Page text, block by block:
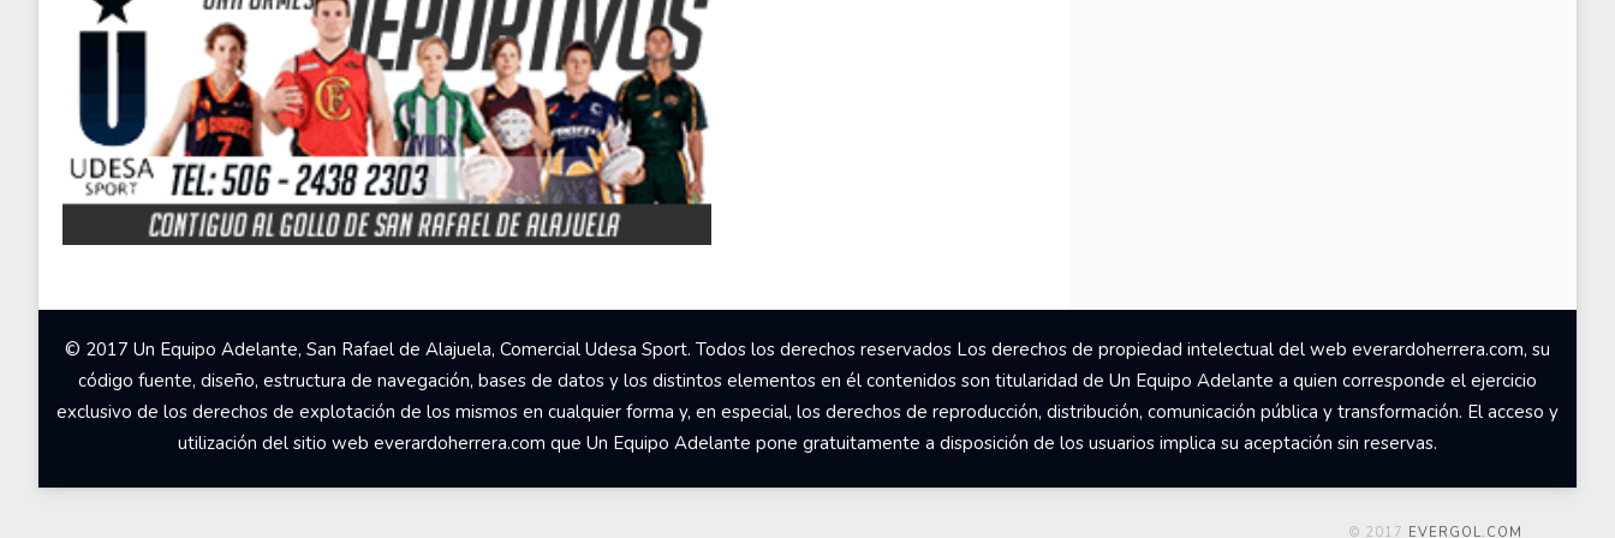
© 2017 Un Equipo Adelante, San Rafael de Alajuela, Comercial Udesa Sport. Todos los derechos reservados Los derechos de propiedad intelectual del web everardoherrera.com, su
código fuente, diseño, estructura de navegación, bases de datos y los distintos elementos en él contenidos son titularidad de Un Equipo Adelante a quien corresponde el ejercicio
exclusivo de los derechos de explotación de los mismos en cualquier forma y, en especial, los derechos de reproducción, distribución, comunicación pública y transformación. El acceso y
utilización del sitio web everardoherrera.com que Un Equipo Adelante pone gratuitamente a disposición de los usuarios implica su aceptación sin reservas.
© 2017 EVERGOL.COM